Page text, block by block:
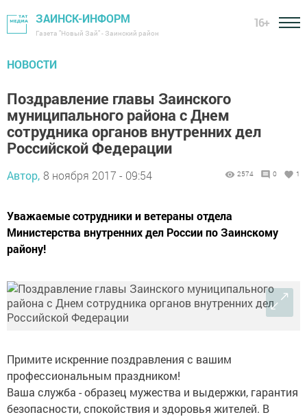
ЗАИНСК-ИНФОРМ
Газета "Новый Зай" - Заинский район
16+
НОВОСТИ
Поздравление главы Заинского
муниципального района с Днем
сотрудника органов внутренних дел
Российской Федерации
Автор, 8 ноября 2017 - 09:54 2574 0 1
Уважаемые сотрудники и ветераны отдела
Министерства внутренних дел России по Заинскому
району!
Примите искренние поздравления с вашим
профессиональным праздником!
Ваша служба - образец мужества и выдержки, гарантия
безопасности, спокойствия и здоровья жителей. В